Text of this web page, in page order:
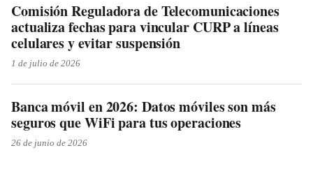
Comisión Reguladora de Telecomunicaciones
actualiza fechas para vincular CURP a líneas
celulares y evitar suspensión
1 de julio de 2026
Banca móvil en 2026: Datos móviles son más
seguros que WiFi para tus operaciones
26 de junio de 2026